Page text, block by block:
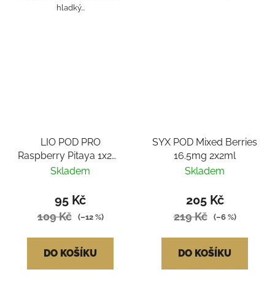
hladký...
LIO POD PRO
Raspberry Pitaya 1x2ml
16mg
Skladem
95 Kč
109 Kč (–12 %)
DO KOŠÍKU
SYX POD Mixed Berries
16.5mg 2x2ml
Skladem
205 Kč
219 Kč (–6 %)
DO KOŠÍKU